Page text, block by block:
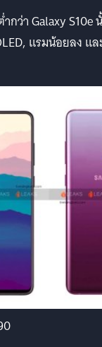
กว่า Galaxy S10e
แรมน้อยลง แล